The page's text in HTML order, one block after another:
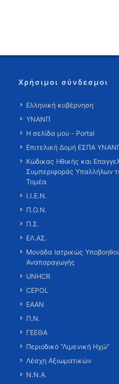
Χρήσιμοι σύνδεσμοι
Ελληνική κυβέρνηση
ΥΝΑΝΠ
Η σελίδα μου - Portal
Επιτελική Δομή ΕΣΠΑ
Κώδικας Ηθικής και
Συμπεριφοράς Υπαλλήλων
Τομέα
Ι.Ι.Ε.Ν.
Π.Ο.Ν.
Π.Σ.
ΕΛ.ΑΣ.
Μονάδα Ιατρικώς
Αναπαραγωγής
UNHCR
CEPOL
ΕΑΑΝ
Π.Ν.
ΓΕΕΘΑ
Περιοδικό “Λιμενική Ηχώ”
Λέσχη Αξιωματικών
Ν.Ν.Α.